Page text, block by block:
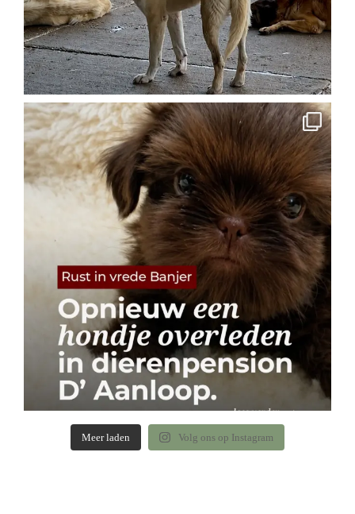
Meer laden Volg ons op Instagram